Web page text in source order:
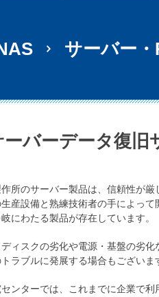
サーバー
ーバーデータ復旧
所のサーバー製品は、信頼性が
産設備と熟練技術者の手によっ
にわたる製品が存在しています。
ィスクの劣化や電源・基盤の劣
ラブルに発展する場合もございま
ンターでは、これまでに企業で